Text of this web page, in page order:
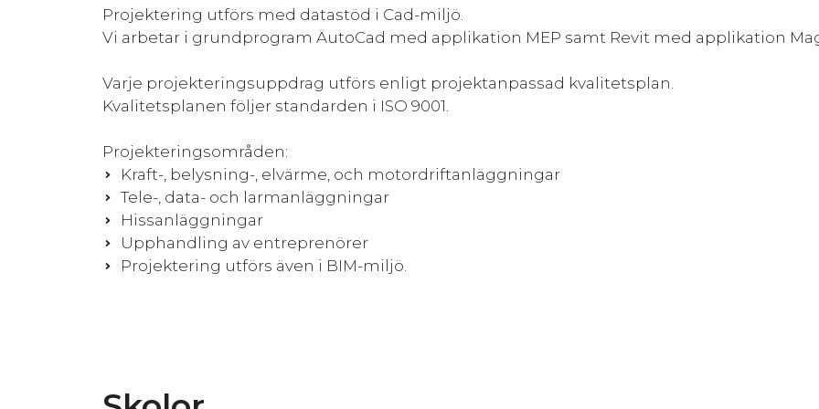
Projektering utförs med datastöd i Cad-miljö.
Vi arbetar i grundprogram AutoCad med applikation MEP samt Revit med applikation
Varje projekteringsuppdrag utförs enligt projektanpassad kvalitetsplan.
Kvalitetsplanen följer standarden i ISO 9001.
Projekteringsområden:
Kraft-, belysning-, elvärme, och motordriftanläggningar
Tele-, data- och larmanläggningar
Hissanläggningar
Upphandling av entreprenörer
Projektering utförs även i BIM-miljö.